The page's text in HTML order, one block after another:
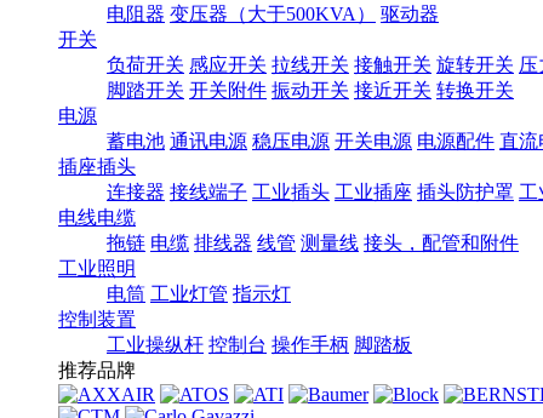
电阻器 变压器（大于500KVA）
驱动器
开关
负荷开关 感应开关 拉线开关 接触开关 旋转开关 压
脚踏开关 开关附件 振动开关 接近开关 转换开关
电源
蓄电池 通讯电源 稳压电源 开关电源 电源配件 直流
插座插头
连接器 接线端子 工业插头 工业插座 插头防护罩 工
电线电缆
拖链 电缆 排线器 线管 测量线 接头，配管和附件
工业照明
电筒 工业灯管 指示灯
控制装置
工业操纵杆 控制台 操作手柄 脚踏板
推荐品牌